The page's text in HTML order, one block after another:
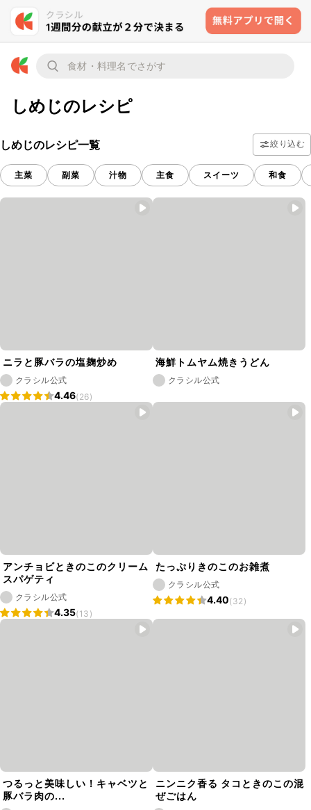
しめじのレシピ
しめじのレシピ一覧 絞り込む
主菜 副菜 汁物 主食 スイーツ 和食
ニラと豚バラの塩麹炒め
クラシル公式
4.46(26)
海鮮トムヤム焼きうどん
クラシル公式
アンチョビときのこのクリーム
スパゲティ
クラシル公式
4.35(13)
たっぷりきのこのお雑煮
クラシル公式
4.40(32)
つるっと美味しい！キャベツと
豚バラ肉の...
ニンニク香る タコときのこの混
ぜごはん